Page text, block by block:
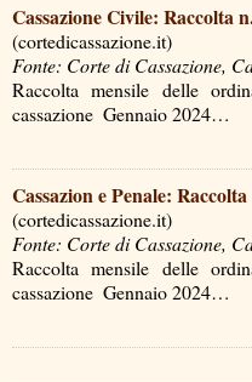
Cassazione Civile: Raccolta
(cortedicassazione.it)
Fonte: Corte di Cassazione,
Raccolta mensile delle
cassazione ­ Gennaio 2024…
Cassazion e Penale:
(cortedicassazione.it)
Fonte: Corte di Cassazione,
Raccolta mensile delle
cassazione ­ Gennaio 2024…